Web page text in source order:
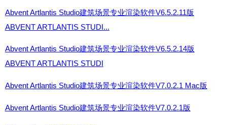
Abvent Artlantis Studio建筑场景专业渲染软件V6.5.2.11版
ABVENT ARTLANTIS STUDI...
Abvent Artlantis Studio建筑场景专业渲染软件V6.5.2.14版
ABVENT ARTLANTIS STUDI
Abvent Artlantis Studio建筑场景专业渲染软件V7.0.2.1 Mac版
Abvent Artlantis Studio建筑场景专业渲染软件V7.0.2.1版